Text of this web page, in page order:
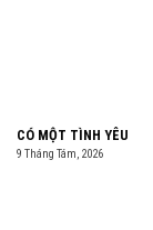
CÓ MỘT TÌNH YÊU
9 Tháng Tám, 2026